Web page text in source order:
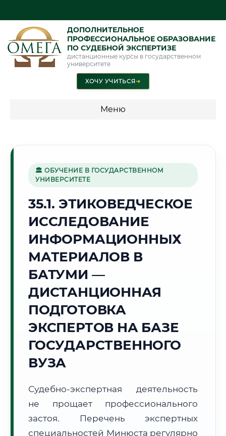
ДОПОЛНИТЕЛЬНОЕ
ПРОФЕССИОНАЛЬНОЕ ОБРАЗОВАНИЕ
ПО СУДЕБНОЙ ЭКСПЕРТИЗЕ
дистанционные курсы в государственном
университете
ХОЧУ УЧИТЬСЯ➜
Меню
специальности"
Стоимость по программам обучения "Судебная экспертиза"
Стоимость по программам обучения "Экспертиза"
🌊
Г. БАТУМИ
Точное местное время:
02:49:41
Суббота, 8 Августа
🌅 Восход:06:13
📍 Региональная справка г. Батуми
Тел. код:
+995 (422)
🏛 ОБУЧЕНИЕ В ГОСУДАРСТВЕННОМ
УНИВЕРСИТЕТЕ
35.1. ЭТИКОВЕДЧЕСКОЕ
ИССЛЕДОВАНИЕ
ИНФОРМАЦИОННЫХ
МАТЕРИАЛОВ В
БАТУМИ —
ДИСТАНЦИОННАЯ
ПОДГОТОВКА
ЭКСПЕРТОВ НА БАЗЕ
ГОСУДАРСТВЕННОГО
ВУЗА
Судебно-экспертная деятельность
не прощает профессионального
застоя. Перечень экспертных
специальностей Минюста регулярно